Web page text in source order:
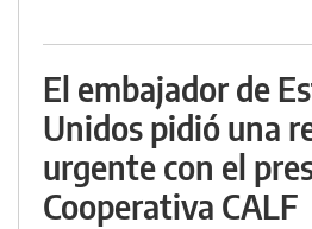
El embajador de
Unidos pidió una
urgente con el
Cooperativa CALF